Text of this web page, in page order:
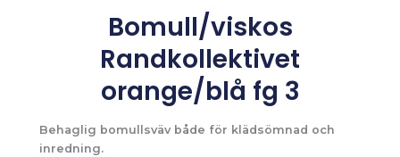
Bomull/viskos
Randkollektivet
orange/blå fg 3
Behaglig bomullsväv både för klädsömnad och
inredning.